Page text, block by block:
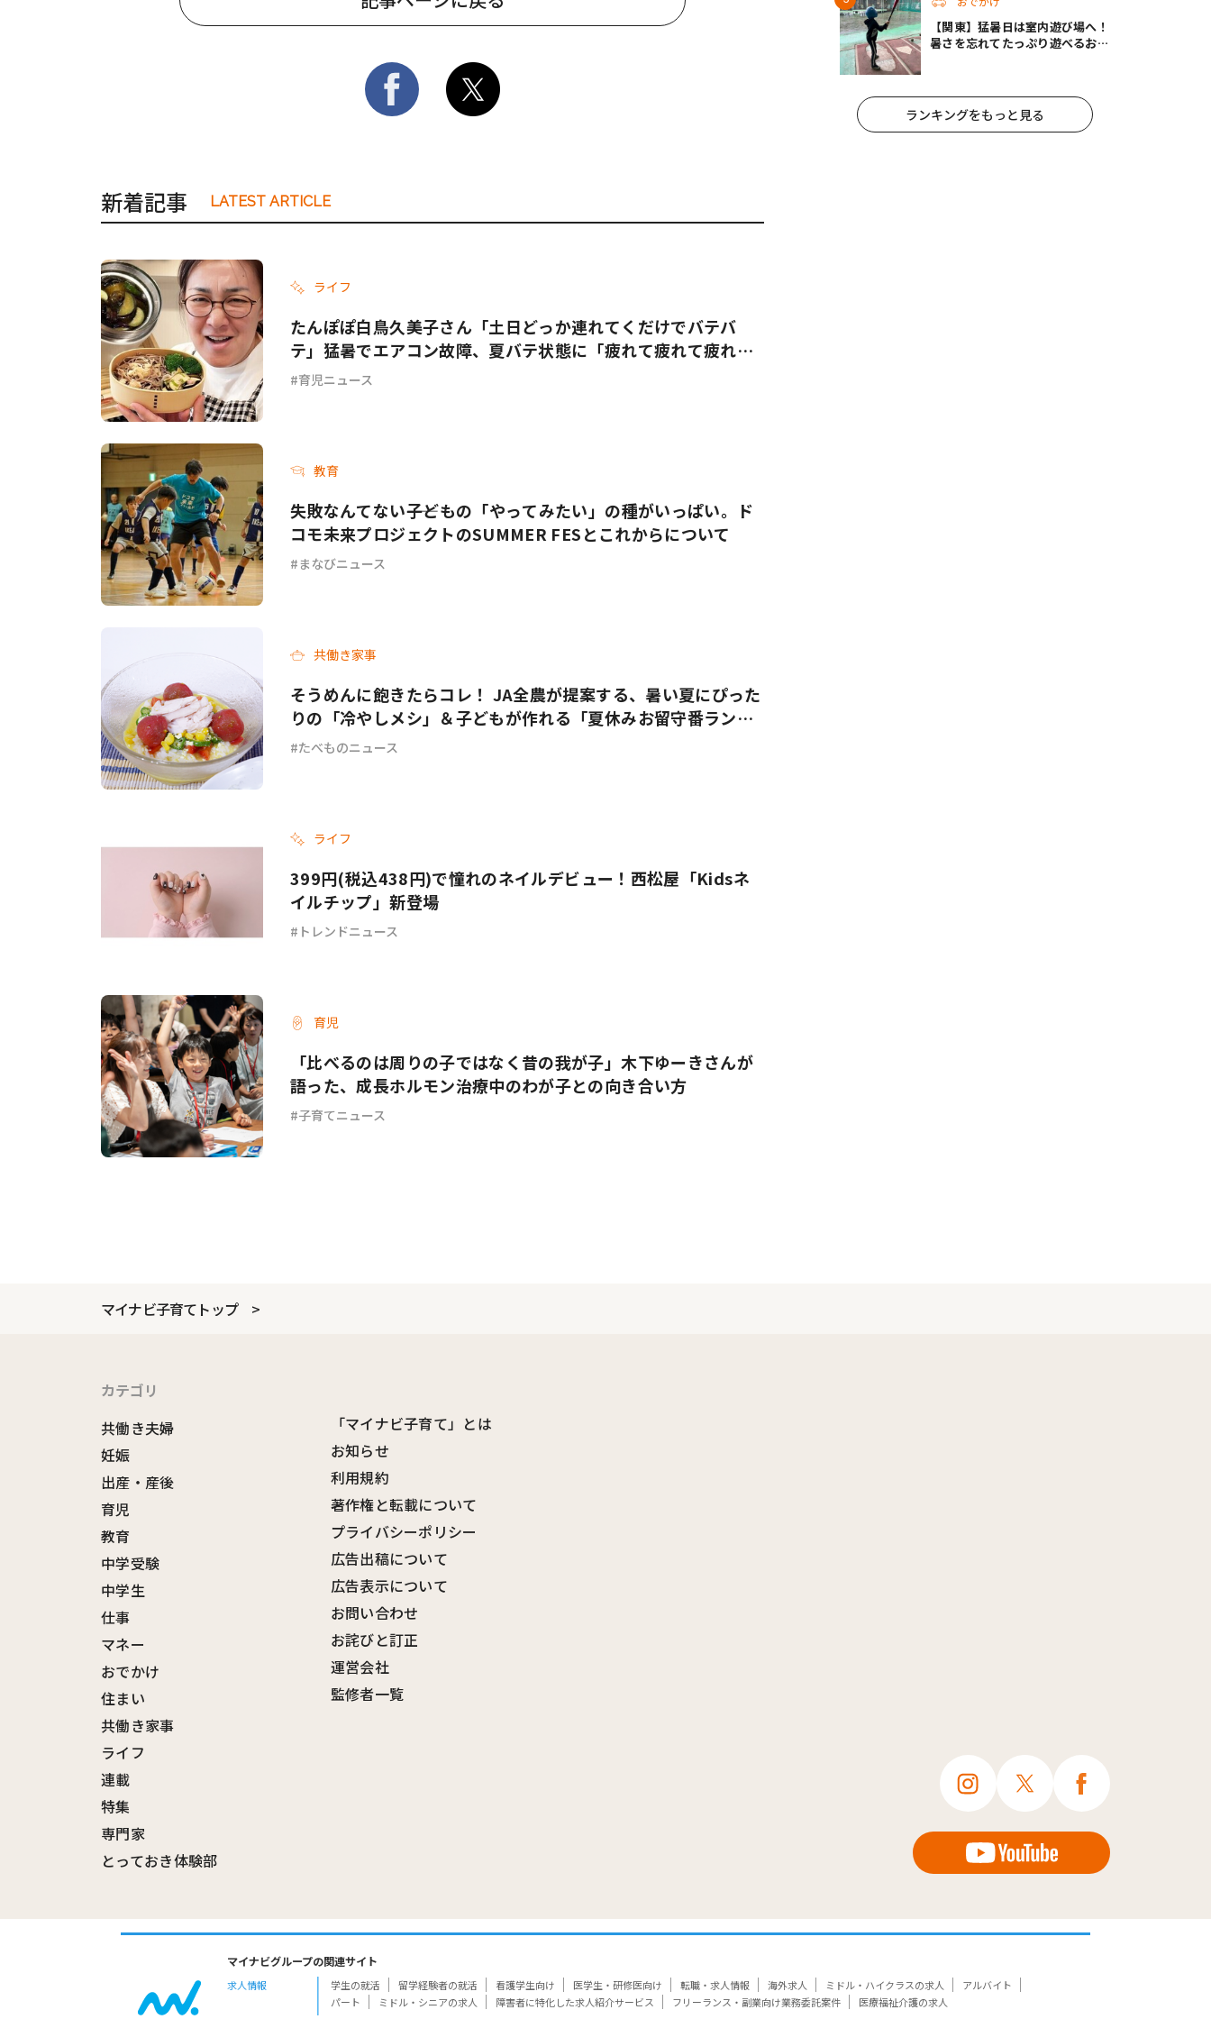
新着記事 LATEST ARTICLE
ライフ
たんぽぽ白鳥久美子さん「土日どっか連れてくだけでバテバ
テ」猛暑でエアコン故障、夏バテ状態に「疲れて疲れて疲れ果
てて…」
育児ニュース
教育
失敗なんてない――子どもの「やってみたい」の種がいっぱい。ド
コモ未来プロジェクトのSUMMER FESとこれからについて
まなびニュース
共働き家事
そうめんに飽きたらコレ！ JA全農が提案する、暑い夏にぴった
りの「冷やしメシ」＆子どもが作れる「夏休みお留守番ラン
チ」各3選
たべものニュース
ライフ
399円(税込438円)で憧れのネイルデビュー！西松屋「Kidsネ
イルチップ」新登場
トレンドニュース
育児
「比べるのは周りの子ではなく昔の我が子」木下ゆーきさんが
語った、成長ホルモン治療中のわが子との向き合い方
子育てニュース
【関東】猛暑日は室内遊び場へ！
暑さを忘れてたっぷり遊べるおす
ランキングをもっと見る
マイナビ子育てトップ
カテゴリ
共働き夫婦
妊娠
出産・産後
育児
教育
中学受験
中学生
仕事
マネー
おでかけ
住まい
共働き家事
ライフ
連載
特集
専門家
とっておき体験部
「マイナビ子育て」とは
お知らせ
利用規約
著作権と転載について
プライバシーポリシー
広告出稿について
広告表示について
お問い合わせ
お詫びと訂正
運営会社
監修者一覧
マイナビグループの関連サイト
求人情報 学生の就活 留学経験者の就活 看護学生向け 医学生・研修医向け 転職・求人情報 海外求人 ミドル・ハイクラスの求人
アルバイト
パート
ミドル・シニアの求人 障害者に特化した求人紹介サービス フリーランス・副業向け業務委託案件 医療福祉介護の求人